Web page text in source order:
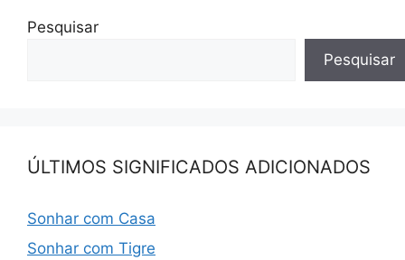
Pesquisar
Pesquisar
ÚLTIMOS SIGNIFICADOS ADICIONADOS
Sonhar com Casa
Sonhar com Tigre